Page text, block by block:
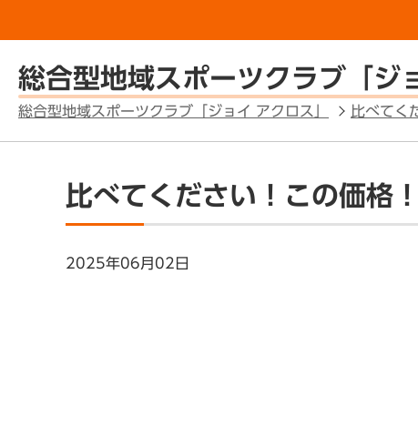
総合型地域スポーツクラブ「ジ
総合型地域スポーツクラブ「ジョイ アクロス」 比べてく
比べてください！この価格
2025年06月02日